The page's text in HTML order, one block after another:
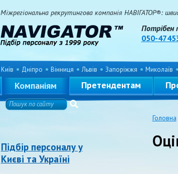
Міжрегіональна рекрутингова компанія НАВІГАТОР®:
Потрібен
050-
Київ Дніпро Вінниця Львів Запоріжжя Миколаїв
Компаніям Претендентам
Головна
Підбір персоналу у
Києві та Україні